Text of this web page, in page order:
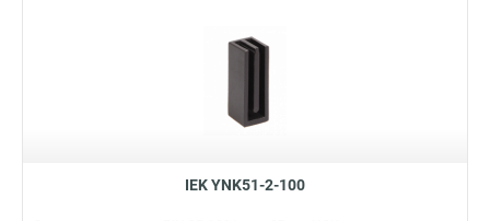
IEK YNK51-2-100